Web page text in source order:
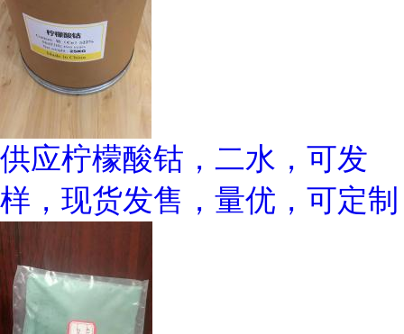
供应柠檬酸钴，二水，可发
样，现货发售，量优，可定制